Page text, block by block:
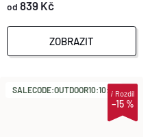
od 839 Kč
ZOBRAZIT
SALECODE:OUTDOOR10:10:%
–15 %
iRozdíl